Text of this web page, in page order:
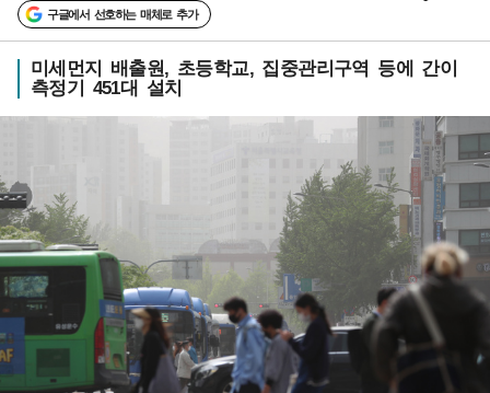
구글에서 선호하는 매체로 추가
미세먼지 배출원, 초등학교, 집중관리구역 등에 간이
측정기 451대 설치